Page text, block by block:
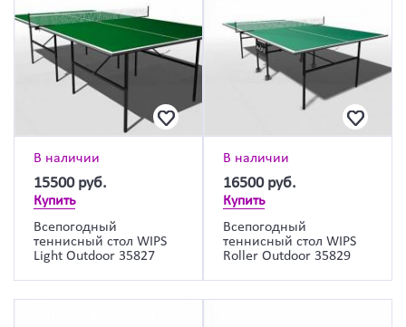
В наличии
15500 руб.
Купить
Всепогодный
теннисный стол WIPS
Light Outdoor 35827
В наличии
16500 руб.
Купить
Всепогодный
теннисный стол WIPS
Roller Outdoor 35829